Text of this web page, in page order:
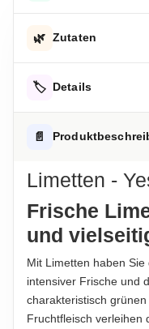
Energie
-davon gesättigte
Kohlenhydrate
-davon Zucker
Eiweiß
Salz
Hinweis zur Haftung: Für die
übernommen. Bitte prüfen Sie
🌿 Zutaten
übernommen. Bitte prüfen Sie
Produktverpackung; nur diese
🏷️ Details
ALLERGENHINWEISE
Kühl und trocken lagern
HERKUNFTSLAND
Mexiko
📄
Limetten -
Frische
und
Mit Limetten haben
intensiver Frische und
charakteristisch
Fruchtfleisch verleihen